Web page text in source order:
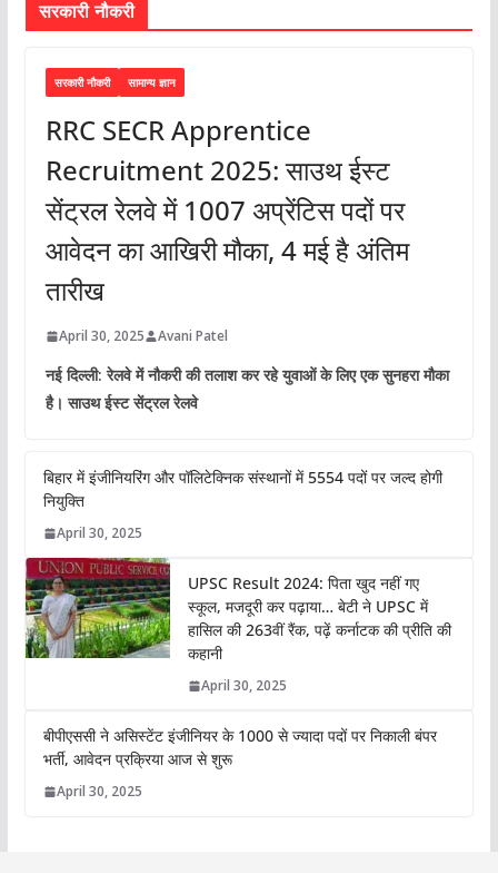
सरकारी नौकरी
सरकारी नौकरी सामान्य ज्ञान
RRC SECR Apprentice
Recruitment 2025: साउथ ईस्ट
सेंट्रल रेलवे में 1007 अप्रेंटिस पदों पर
आवेदन का आखिरी मौका, 4 मई है अंतिम
तारीख
April 30, 2025 Avani Patel
नई दिल्ली: रेलवे में नौकरी की तलाश कर रहे युवाओं के लिए एक सुनहरा मौका
है। साउथ ईस्ट सेंट्रल रेलवे
बिहार में इंजीनियरिंग और पॉलिटेक्निक संस्थानों में 5554 पदों पर जल्द होगी
नियुक्ति
April 30, 2025
UPSC Result 2024: पिता खुद नहीं गए
स्कूल, मजदूरी कर पढ़ाया… बेटी ने UPSC में
हासिल की 263वीं रैंक, पढ़ें कर्नाटक की प्रीति की
कहानी
April 30, 2025
बीपीएससी ने असिस्टेंट इंजीनियर के 1000 से ज्यादा पदों पर निकाली बंपर
भर्ती, आवेदन प्रक्रिया आज से शुरू
April 30, 2025